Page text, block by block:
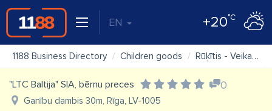
EN +20°C
1188 Business Directory Children goods Rūķītis - Veikals Bērniem - Apģērbi
"LTC Baltija" SIA, bērnu preces 0
Ganību dambis 30m, Rīga, LV-1005